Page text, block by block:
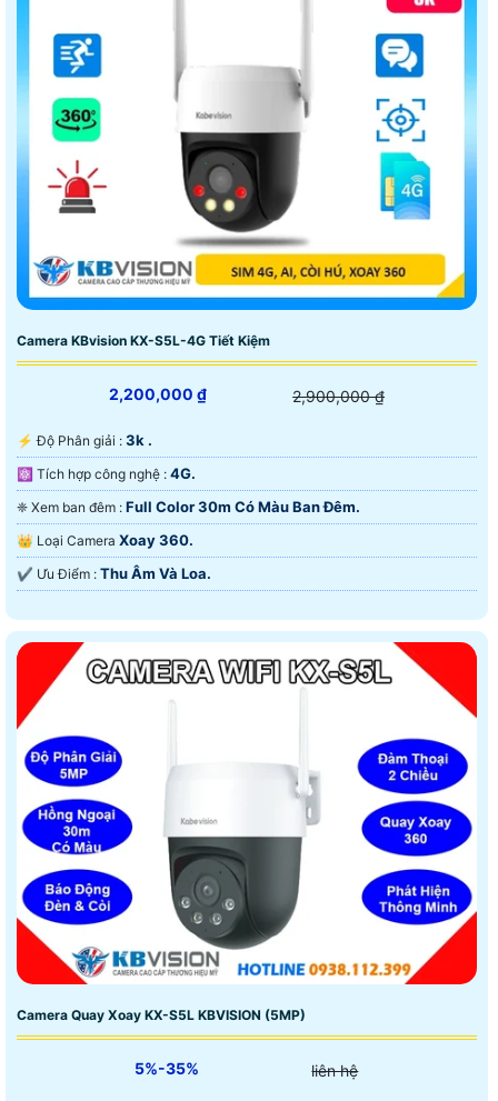
Camera KBvision KX-S5L-4G Tiết Kiệm
2,200,000 ₫ 2,900,000 ₫
️⚡ Độ Phân giải : 3k .
⚛️ Tích hợp công nghệ : 4G.
❈ Xem ban đêm : Full Color 30m Có Màu Ban Ðêm.
👑 Loại Camera Xoay 360.
️✔️ Ưu Điểm : Thu Âm Và Loa.
Camera Quay Xoay KX-S5L KBVISION (5MP)
5%-35% liên hệ